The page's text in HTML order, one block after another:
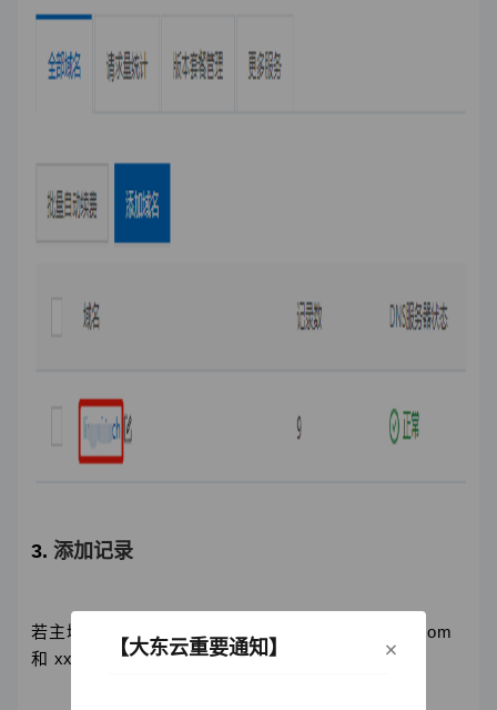
3. 添加记录
若主域名为xxxx.com ，预期实现通过 www.xxxx.com
和 xxxx.com 进行访问，则需要添加两条解析记录。
【大东云重要通知】 ×